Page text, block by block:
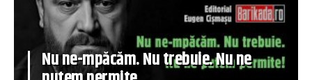
Nu ne-mpăcăm. Nu trebuie. Nu ne